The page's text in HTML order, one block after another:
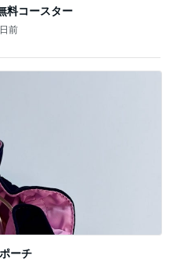
料コースター
前
ーチ